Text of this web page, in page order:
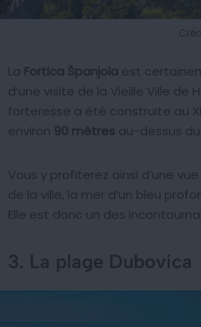
La Fortica Španjola est
d’une visite de la Vieille Ville de
forteresse a été construite au
environ 90 mètres au-dessus
Vous y profiterez ainsi d’une
de la ville, la mer d’un bleu
Elle est donc un des
3. La plage Dubovica